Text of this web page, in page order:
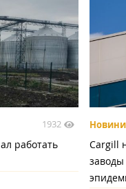
1932
работать
Новини
Cargill